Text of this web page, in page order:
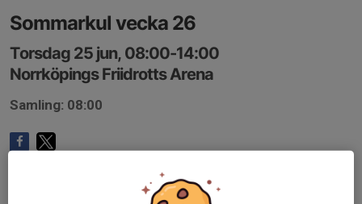
Sommarkul vecka 26
Torsdag 25 jun, 08:00-14:00
Norrköpings Friidrotts Arena
Samling: 08:00